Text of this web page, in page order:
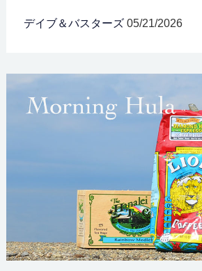
デイブ＆バスターズ 05/21/2026